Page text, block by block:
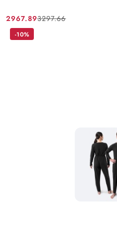
Cena
promocyjna:
2967.89
Cena
przed
3297.66
-10%